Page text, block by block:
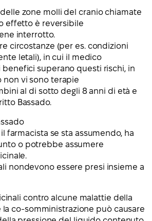
zone molli del cranio chiamate
effetto è reversibile
interrotto.
circostanze (per es. condizioni
letali), in cui il medico
superano questi rischi, in
vi sono terapie
al di sotto degli 8 anni di età e
Bassado.
farmacista se sta assumendo, ha
o potrebbe assumere
nondevono essere presi insieme a
contro alcune malattie della
la co-somministrazione può causare